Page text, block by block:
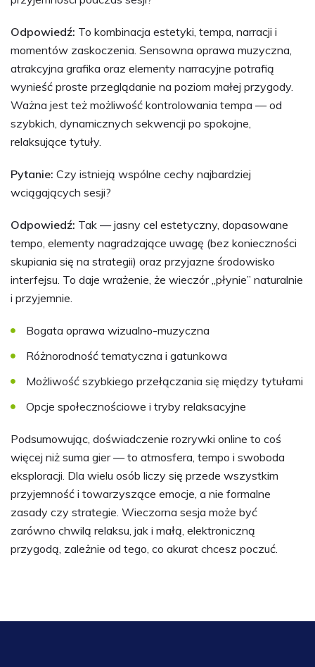
Odpowiedź: To kombinacja estetyki, tempa, narracji i
momentów zaskoczenia. Sensowna oprawa muzyczna,
atrakcyjna grafika oraz elementy narracyjne potrafią
wynieść proste przeglądanie na poziom małej przygody.
Ważna jest też możliwość kontrolowania tempa — od
szybkich, dynamicznych sekwencji po spokojne,
relaksujące tytuły.
Pytanie: Czy istnieją wspólne cechy najbardziej
wciągających sesji?
Odpowiedź: Tak — jasny cel estetyczny, dopasowane
tempo, elementy nagradzające uwagę (bez konieczności
skupiania się na strategii) oraz przyjazne środowisko
interfejsu. To daje wrażenie, że wieczór „płynie” naturalnie
i przyjemnie.
Bogata oprawa wizualno-muzyczna
Różnorodność tematyczna i gatunkowa
Możliwość szybkiego przełączania się między tytułami
Opcje społecznościowe i tryby relaksacyjne
Podsumowując, doświadczenie rozrywki online to coś
więcej niż suma gier — to atmosfera, tempo i swoboda
eksploracji. Dla wielu osób liczy się przede wszystkim
przyjemność i towarzyszące emocje, a nie formalne
zasady czy strategie. Wieczorna sesja może być
zarówno chwilą relaksu, jak i małą, elektroniczną
przygodą, zależnie od tego, co akurat chcesz poczuć.